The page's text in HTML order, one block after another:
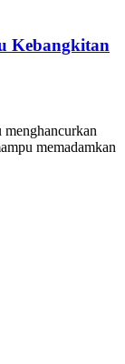
Kebangkitan
memadamkan